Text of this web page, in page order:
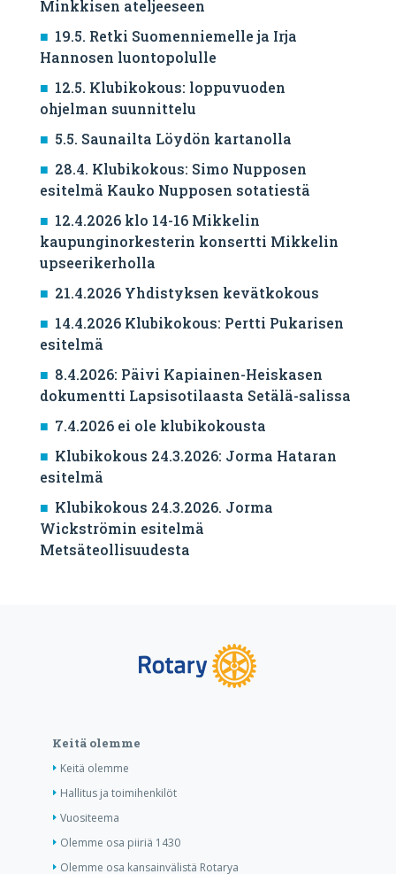
Minkkisen ateljeeseen
19.5. Retki Suomenniemelle ja Irja
Hannosen luontopolulle
12.5. Klubikokous: loppuvuoden
ohjelman suunnittelu
5.5. Saunailta Löydön kartanolla
28.4. Klubikokous: Simo Nupposen
esitelmä Kauko Nupposen sotatiestä
12.4.2026 klo 14-16 Mikkelin
kaupunginorkesterin konsertti Mikkelin
upseerikerholla
21.4.2026 Yhdistyksen kevätkokous
14.4.2026 Klubikokous: Pertti Pukarisen
esitelmä
8.4.2026: Päivi Kapiainen-Heiskasen
dokumentti Lapsisotilaasta Setälä-salissa
7.4.2026 ei ole klubikokousta
Klubikokous 24.3.2026: Jorma Hataran
esitelmä
Klubikokous 24.3.2026. Jorma
Wickströmin esitelmä
Metsäteollisuudesta
Keitä olemme
Keitä olemme
Hallitus ja toimihenkilöt
Vuositeema
Olemme osa piiriä 1430
Olemme osa kansainvälistä Rotarya